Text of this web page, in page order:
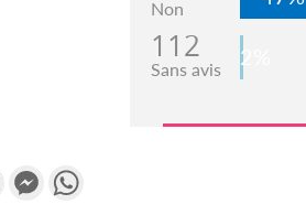
Gmail Messenger
Non
112
Sans avis 2%